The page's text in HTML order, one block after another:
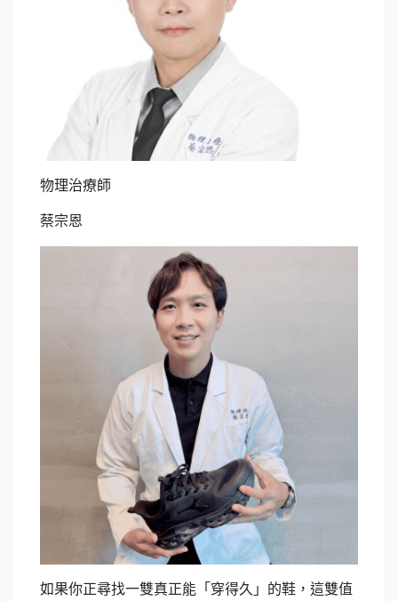
物理治療師
蔡宗恩
如果你正尋找一雙真正能「穿得久」的鞋，這雙值